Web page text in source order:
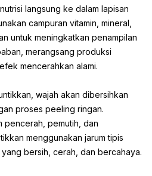
langsung ke dalam lapisan
campuran vitamin, mineral,
untuk meningkatkan penampilan
merangsang produksi
mencerahkan alami.
wajah akan dibersihkan
proses peeling ringan.
pencerah, pemutih, dan
menggunakan jarum tipis
bersih, cerah, dan bercahaya.